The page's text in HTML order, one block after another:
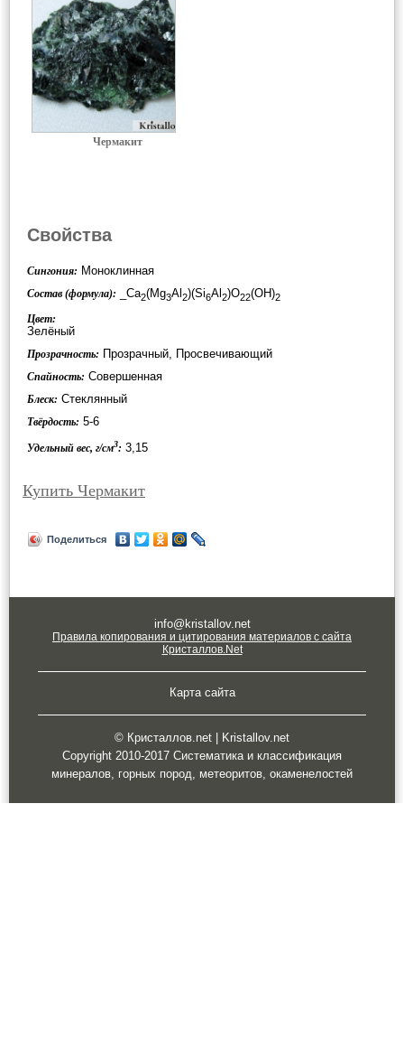
Чермакит
Свойства
Сингония: Моноклинная
Состав (формула): _Ca2(Mg3Al 2)(Si6Al 2)O22(OH)2
Цвет:
Зелёный
Прозрачность: Прозрачный, Просвечивающий
Спайность: Совершенная
Блеск: Стеклянный
Твёрдость: 5-6
Удельный вес, г/см3: 3,15
Купить Чермакит
Поделиться
info@kristallov.net
Правила копирования и цитирования материалов с сайта
Кристаллов.Net
Карта сайта
© Кристаллов.net | Kristallov.net
Copyright 2010-2017 Систематика и классификация
минералов, горных пород, метеоритов, окаменелостей